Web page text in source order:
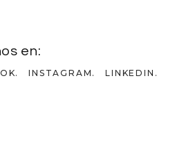
en:
INSTAGRAM. LINKEDIN.